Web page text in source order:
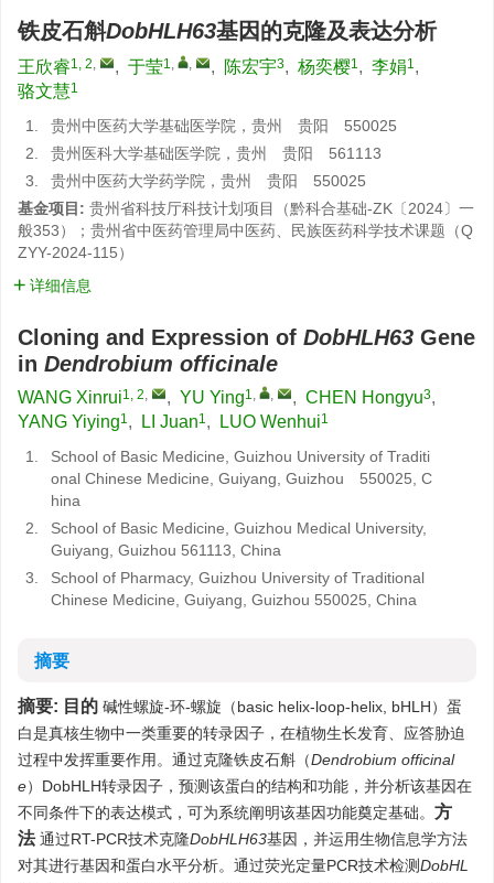
铁皮石斛DobHLH63基因的克隆及表达分析
王欣睿1, 2, , 于莹1, , , 陈宏宇3, 杨奕樱1, 李娟1,
骆文慧1
1.
贵州中医药大学基础医学院，贵州 贵阳 550025
2.
贵州医科大学基础医学院，贵州 贵阳 561113
3.
贵州中医药大学药学院，贵州 贵阳 550025
基金项目: 贵州省科技厅科技计划项目（黔科合基础-ZK〔2024〕一
般353）；贵州省中医药管理局中医药、民族医药科学技术课题（Q
ZYY-2024-115）
详细信息
Cloning and Expression of DobHLH63 Gene
in Dendrobium officinale
WANG Xinrui1, 2, , YU Ying1, , , CHEN Hongyu3,
YANG Yiying1, LI Juan1, LUO Wenhui1
1.
School of Basic Medicine, Guizhou University of Traditi
onal Chinese Medicine, Guiyang, Guizhou 550025, C
hina
2.
School of Basic Medicine, Guizhou Medical University,
Guiyang, Guizhou 561113, China
3.
School of Pharmacy, Guizhou University of Traditional
Chinese Medicine, Guiyang, Guizhou 550025, China
摘要
摘要: 目的 碱性螺旋-环-螺旋（basic helix-loop-helix, bHLH）蛋
白是真核生物中一类重要的转录因子，在植物生长发育、应答胁迫
过程中发挥重要作用。通过克隆铁皮石斛（Dendrobium officinal
e）DobHLH转录因子，预测该蛋白的结构和功能，并分析该基因在
不同条件下的表达模式，可为系统阐明该基因功能奠定基础。 方
法 通过RT-PCR技术克隆DobHLH63基因，并运用生物信息学方法
对其进行基因和蛋白水平分析。通过荧光定量PCR技术检测DobHL